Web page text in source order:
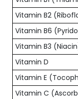
Vitamin B2
Vitamin B6
Vitamin B3
Vitamin D
Vitamin E
Vitamin C